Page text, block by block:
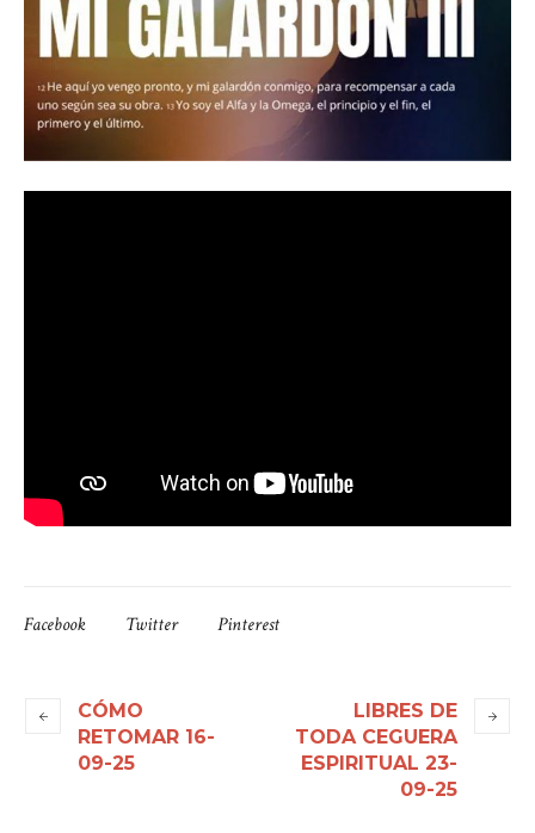
Facebook Twitter Pinterest
CÓMO
RETOMAR 16-
09-25
LIBRES DE
TODA CEGUERA
ESPIRITUAL 23-
09-25